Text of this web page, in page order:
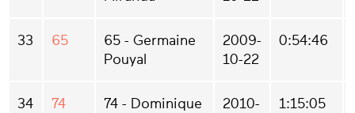
33 65
65 - Germaine
Pouyal
2009-
10-22
0:54:46
34 74
74 - Dominique
2010-
1:15:05